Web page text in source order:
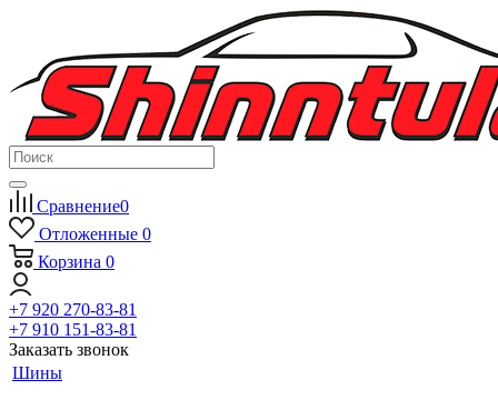
Сравнение0
Отложенные 0
Корзина 0
+7 920 270-83-81
+7 910 151-83-81
Заказать звонок
Шины